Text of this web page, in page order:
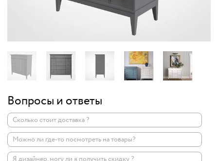
Вопросы и ответы
Сколько стоит доставка ?
Можно ли где-то посмотреть на товары?
Я дизайнер, могу ли я получить скидку ?